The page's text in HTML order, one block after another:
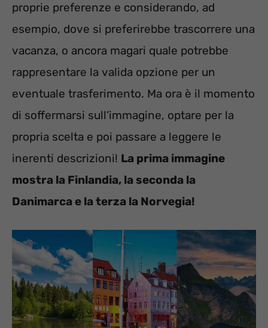
proprie preferenze e considerando, ad
esempio, dove si preferirebbe trascorrere una
vacanza, o ancora magari quale potrebbe
rappresentare la valida opzione per un
eventuale trasferimento. Ma ora è il momento
di soffermarsi sull’immagine, optare per la
propria scelta e poi passare a leggere le
inerenti descrizioni! La prima immagine
mostra la Finlandia, la seconda la
Danimarca e la terza la Norvegia!